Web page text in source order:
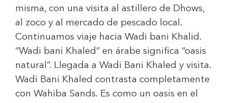
misma, con una visita al astillero de Dhows,
al zoco y al mercado de pescado local.
Continuamos viaje hacia Wadi bani Khalid.
“Wadi bani Khaled” en árabe significa “oasis
natural”. Llegada a Wadi Bani Khaled y visita.
Wadi Bani Khaled contrasta completamente
con Wahiba Sands. Es como un oasis en el